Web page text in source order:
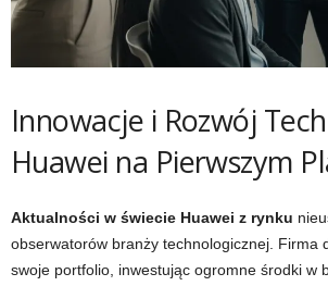
Innowacje i Rozwój
Huawei na Pierwszym
Aktualności w świecie Huawei z rynku
obserwatorów branży technologicznej. Firma
swoje portfolio, inwestując ogromne środki w